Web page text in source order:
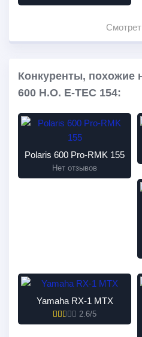
Конкуренты, похожие
600 H.O. E-TEC 154:
Polaris 600 Pro-RMK 155
Нет отзывов
Yamaha RX-1 MTX
2.6/5